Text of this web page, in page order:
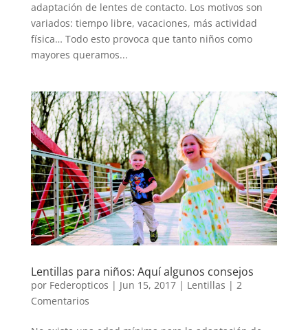
adaptación de lentes de contacto. Los motivos son
variados: tiempo libre, vacaciones, más actividad
física… Todo esto provoca que tanto niños como
mayores queramos...
Lentillas para niños: Aquí algunos consejos
por Federopticos | Jun 15, 2017| Lentillas | 2
Comentarios